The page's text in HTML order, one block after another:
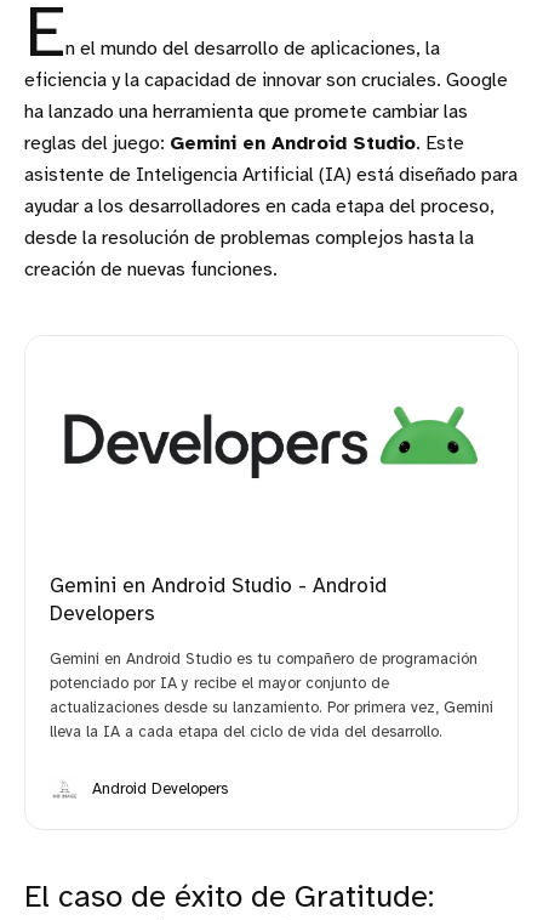
En el mundo del desarrollo de aplicaciones, la
eficiencia y la capacidad de innovar son cruciales. Google
ha lanzado una herramienta que promete cambiar las
reglas del juego: Gemini en Android Studio. Este
asistente de Inteligencia Artificial (IA) está diseñado para
ayudar a los desarrolladores en cada etapa del proceso,
desde la resolución de problemas complejos hasta la
creación de nuevas funciones.
Gemini en Android Studio - Android
Developers
Gemini en Android Studio es tu compañero de programación
potenciado por IA y recibe el mayor conjunto de
actualizaciones desde su lanzamiento. Por primera vez, Gemini
lleva la IA a cada etapa del ciclo de vida del desarrollo.
Android Developers
El caso de éxito de Gratitude: